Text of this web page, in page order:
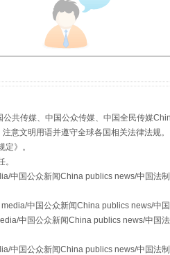
生物安全法正式实施
"炒鞋教程"里的骗局
共传媒、中国公众传媒、中国全民传媒
意文明用语并遵守全球各国相关法律法规。
定》。
中国公众新闻China publics news/中国法
中国公众新闻China publics news/中
中国公众新闻China publics news/中国
中国公众新闻China publics news/中国法